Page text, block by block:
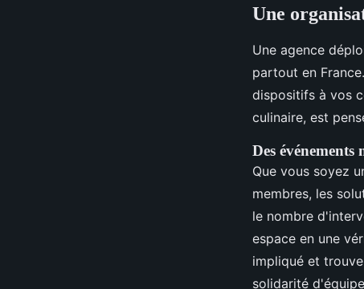
Une
Une agence
partout en
dispositifs à vos
culinaire, est
Des événements
Que vous soyez
membres, les
le nombre
espace en une
impliqué et
solidarité